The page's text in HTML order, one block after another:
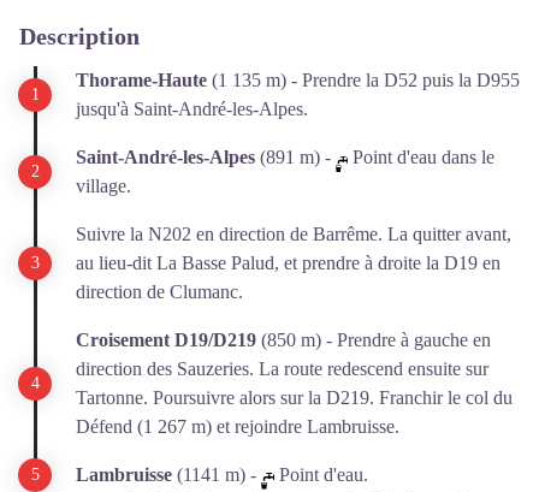
Description
Thorame-Haute (1 135 m) - Prendre la D52 puis la D955
jusqu'à Saint-André-les-Alpes.
Saint-André-les-Alpes (891 m) -
Point d'eau dans le
village.
Suivre la N202 en direction de Barrême. La quitter avant,
au lieu-dit La Basse Palud, et prendre à droite la D19 en
direction de Clumanc.
Croisement D19/D219 (850 m) - Prendre à gauche en
direction des Sauzeries. La route redescend ensuite sur
Tartonne. Poursuivre alors sur la D219. Franchir le col du
Défend (1 267 m) et rejoindre Lambruisse.
Lambruisse (1141 m) -
Point d'eau.